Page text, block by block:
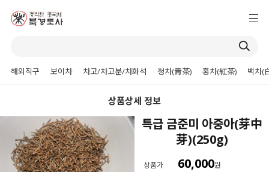
해외직구 보이차 차고/차고분/차화석 청차(靑茶) 홍차(紅茶) 백차(
상품상세 정보
특급 금준미 아중아(芽中
芽)(250g)
상품가 60,000원